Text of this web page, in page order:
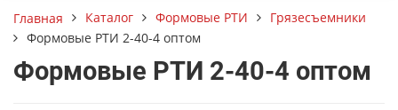
Главная Каталог Формовые РТИ
Грязесъемники
Формовые РТИ 2-40-4 оптом
Формовые РТИ 2-40-4 оптом